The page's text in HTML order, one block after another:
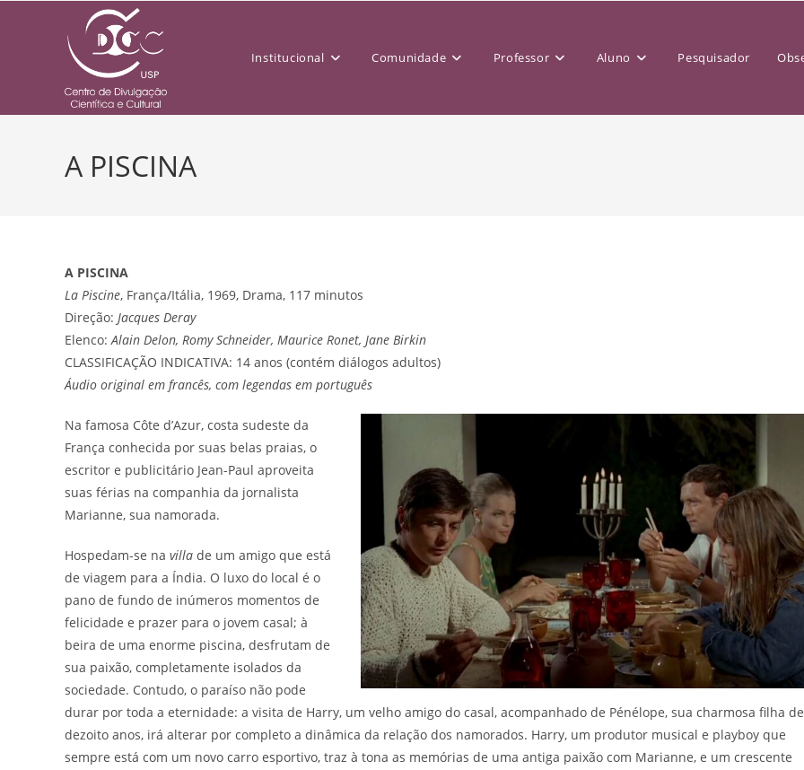
Institucional Comunidade Professor Aluno Pesquisador
A PISCINA
A PISCINA
La Piscine, França/Itália, 1969, Drama, 117 minutos
Direção: Jacques Deray
Elenco:Alain Delon, Romy Schneider, Maurice Ronet, Jane Birkin
CLASSIFICAÇÃO INDICATIVA: 14 anos (contém diálogos adultos)
Áudio original em francês, com legendas em português
Na famosa Côte d’Azur, costa sudeste da
França conhecida por suas belas praias, o
escritor e publicitário Jean-Paul aproveita
suas férias na companhia da jornalista
Marianne, sua namorada.
Hospedam-se na villa de um amigo que está
de viagem para a Índia. O luxo do local é o
pano de fundo de inúmeros momentos de
felicidade e prazer para o jovem casal; à
beira de uma enorme piscina, desfrutam de
sua paixão, completamente isolados da
sociedade. Contudo, o paraíso não pode
durar por toda a eternidade: a visita de Harry, um velho amigo do casal, acompanhado de Pénélope, sua charmosa filha de
dezoito anos, irá alterar por completo a dinâmica da relação dos namorados. Harry, um produtor musical e playboy que
sempre está com um novo carro esportivo, traz à tona as memórias de uma antiga paixão com Marianne, e um crescente